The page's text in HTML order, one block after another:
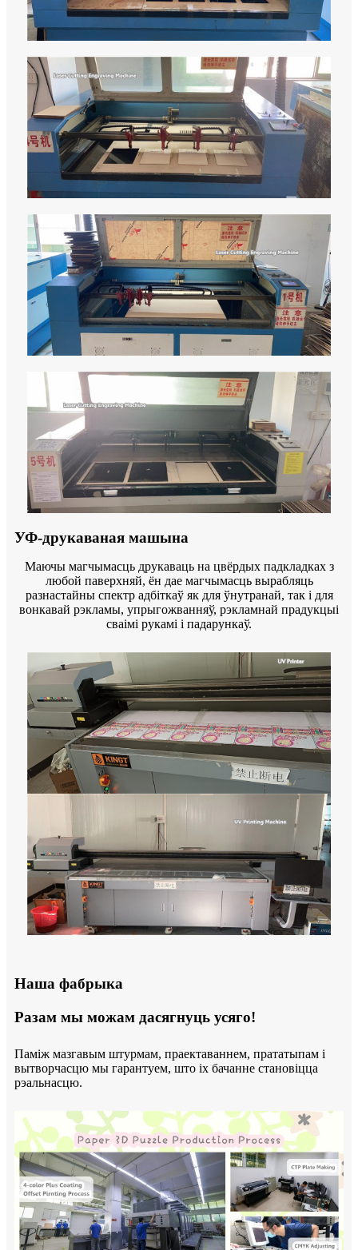
УФ-друкаваная машына
Маючы магчымасць друкаваць на цвёрдых падкладках з
любой паверхняй, ён дае магчымасць вырабляць
разнастайны спектр адбіткаў як для ўнутранай, так і для
вонкавай рэкламы, упрыгожванняў, рэкламнай прадукцыі
сваімі рукамі і падарункаў.
Наша фабрыка
Разам мы можам дасягнуць усяго!
Паміж мазгавым штурмам, праектаваннем, прататыпам і
вытворчасцю мы гарантуем, што іх бачанне становіцца
рэальнасцю.